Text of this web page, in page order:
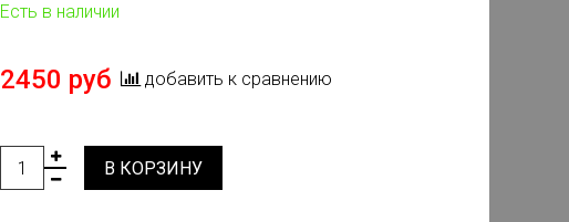
Есть в наличии
2450 руб добавить к сравнению
В КОРЗИНУ